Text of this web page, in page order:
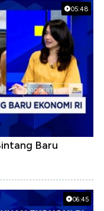
05:48
Baru
06:45